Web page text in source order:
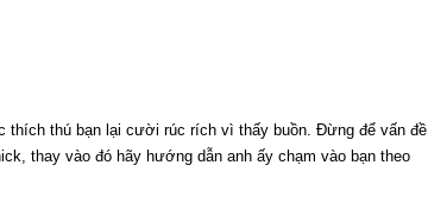
thích thú bạn lại cười rúc rích vì thấy buồn. Đừng để vấn đề
thay vào đó hãy hướng dẫn anh ấy chạm vào bạn theo